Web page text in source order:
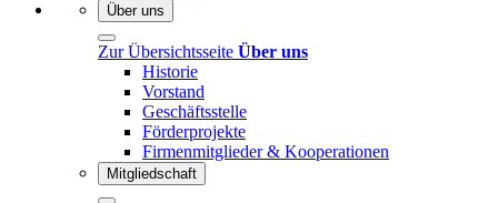
Über uns
Zur Übersichtsseite Über uns
Historie
Vorstand
Geschäftsstelle
Förderprojekte
Firmenmitglieder & Kooperationen
Mitgliedschaft